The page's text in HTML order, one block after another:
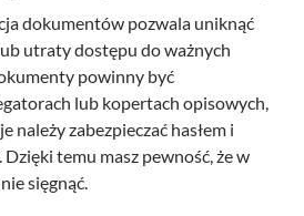
dokumentów pozwala uniknąć
utraty dostępu do ważnych
powinny być
lub kopertach opisowych,
należy zabezpieczać hasłem i
temu masz pewność, że w
sięgnąć.